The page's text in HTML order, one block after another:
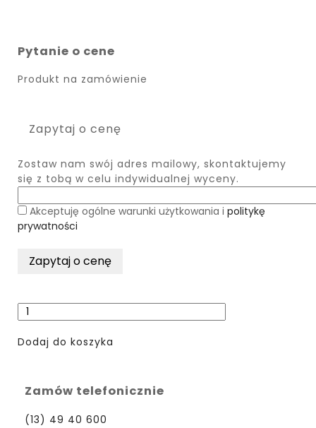
Pytanie o cene
Produkt na zamówienie
Zapytaj o cenę
Zostaw nam swój adres mailowy, skontaktujemy
się z tobą w celu indywidualnej wyceny.
Akceptuję ogólne warunki użytkowania i politykę
prywatności
Dodaj do koszyka
Zamów telefonicznie
(13) 49 40 600